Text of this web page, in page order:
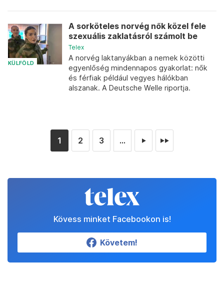
KÜLFÖLD
A sorköteles norvég nők közel fele
szexuális zaklatásról számolt be
Telex
A norvég laktanyákban a nemek közötti
egyenlőség mindennapos gyakorlat: nők
és férfiak például vegyes hálókban
alszanak. A Deutsche Welle riportja.
1 2 3 ... ► ►►
Kövess minket Facebookon is!
Követem!